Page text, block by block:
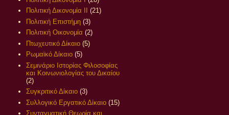
Πολιτική Δικονομία ΙΙ
(21)
Πολιτική Επιστήμη (3)
Πολιτική Οικονομία (2)
Πτωχευτικό Δίκαιο (5)
Ρωμαϊκό Δίκαιο (5)
Σεμινάριο Ιστορίας Φιλοσοφίας
και Κοινωνιολογίας του Δικαίου
(2)
Συγκριτικό Δίκαιο (3)
Συλλογικό Εργατικό Δίκαιο (15)
Συνταγματική Θεωρία και